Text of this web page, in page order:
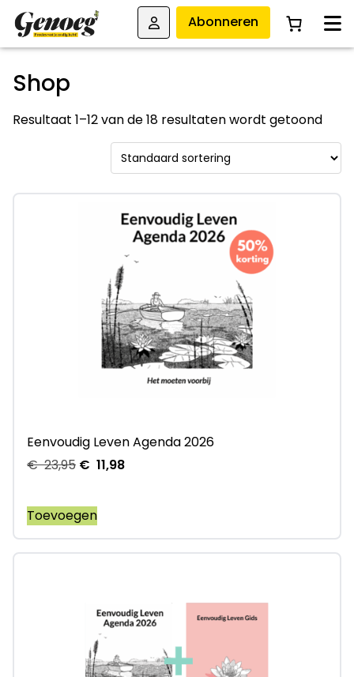
Abonneren
Shop
Resultaat 1–12 van de 18 resultaten wordt getoond
Eenvoudig Leven Agenda 2026
€23,95 € 11,98
Toevoegen